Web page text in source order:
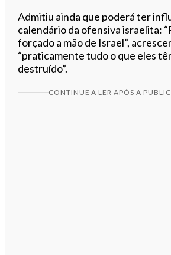
Admitiu ainda que poderá ter
calendário da ofensiva israelita:
forçado a mão de Israel”,
“praticamente tudo o que eles
destruído”.
CONTINUE A LER APÓS A